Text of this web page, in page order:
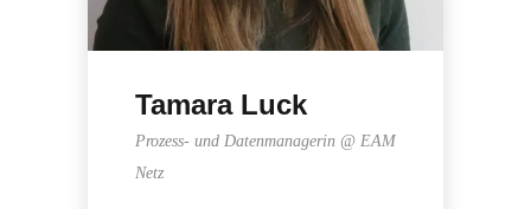
Tamara Luck
Prozess- und Datenmanagerin @ EAM
Netz